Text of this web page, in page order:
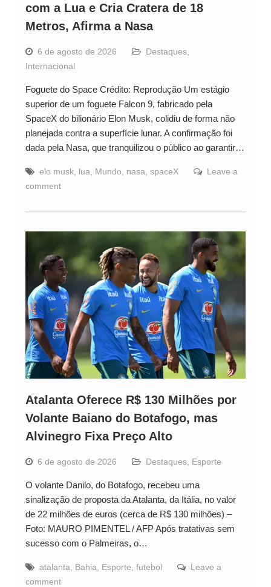
com a Lua e Cria Cratera de 18
Metros, Afirma a Nasa
6 de agosto de 2026 Destaques,
Internacional
Foguete do Space Crédito: Reprodução Um estágio
superior de um foguete Falcon 9, fabricado pela
SpaceX do bilionário Elon Musk, colidiu de forma não
planejada contra a superfície lunar. A confirmação foi
dada pela Nasa, que tranquilizou o público ao garantir…
elo musk, lua Mundo nasa spaceX
Leave a
comment
Atalanta Oferece R$ 130 Milhões por
Volante Baiano do Botafogo, mas
Alvinegro Fixa Preço Alto
6 de agosto de 2026 Destaques, Esporte
O volante Danilo, do Botafogo, recebeu uma
sinalização de proposta da Atalanta, da Itália, no valor
de 22 milhões de euros (cerca de R$ 130 milhões) –
Foto: MAURO PIMENTEL / AFP Após tratativas sem
sucesso com o Palmeiras, o…
atalanta Bahia Esporte futebol
Leave a
comment